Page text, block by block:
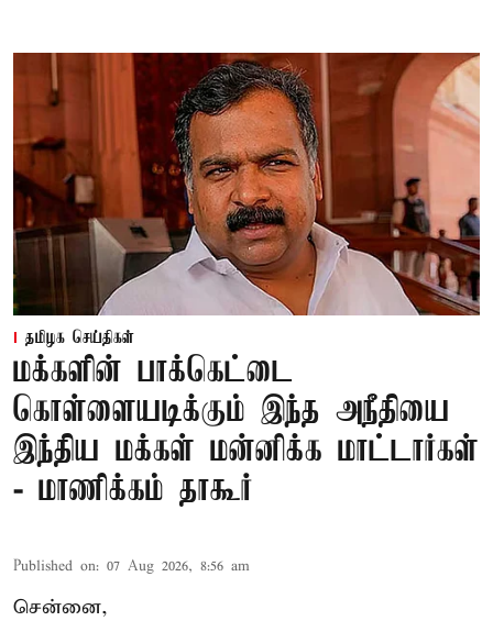
தமிழக செய்திகள்
மக்களின் பாக்கெட்டை
கொள்ளையடிக்கும் இந்த அநீதியை
இந்திய மக்கள் மன்னிக்க மாட்டார்கள்
- மாணிக்கம் தாகூர்
Published on: 07 Aug 2026, 8:56 am
சென்னை,